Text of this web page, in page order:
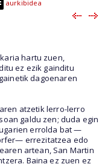
aurkibidea
hartu zuen,
ez ezik gainditu
dagoenaren
atzetik lerro-lerro
galdu zen; duda egin
errolda bat —
errezitatzea edo
artean, San Martin
Baina ez zuen ez